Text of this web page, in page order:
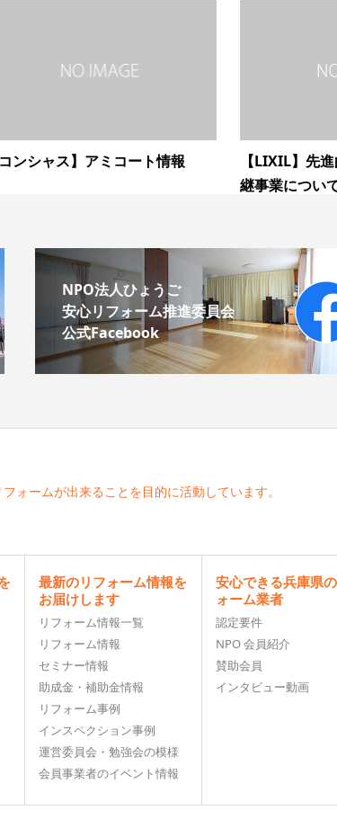
ンシャス】アミコート情報
【LIXIL】先
継事業につい
NPO法人ひょうご
安心リフォーム推進委員会
公式Facebook
ォームが出来ることを目的に活動しています。
最新のリフォーム情報を
お届けします
リフォーム情報一覧
リフォーム情報
セミナー情報
助成金・補助金情報
リフォーム事例
インスペクション事例
運営委員会・勉強会の模様
会員事業者のイベント情報
安心できる兵庫県
ォーム業者
認定要件
NPO 会員紹介
賛助会員
インタビュー動画